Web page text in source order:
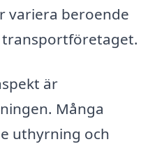
variera beroende
transportföretaget.
är
Många
uthyrning och